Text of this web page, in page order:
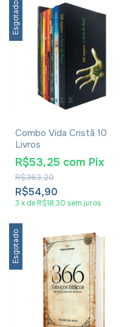
Esgotado
Combo Vida Cristã 10
Livros
R$54,90
R$363,20
R$53,25 com Pix
3 x de R$18,30 sem juros
Esgotado